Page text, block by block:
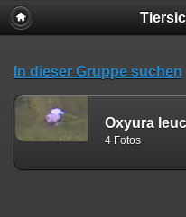
In dieser Gruppe suchen
4 Fotos